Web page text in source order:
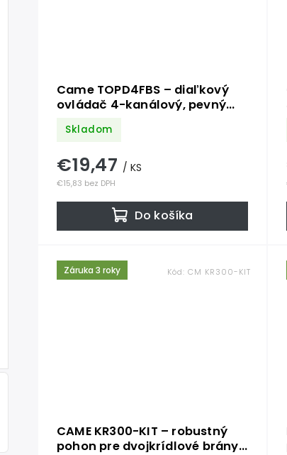
Came TOPD4FBS – diaľkový
ovládač 4-kanálový, pevný
Skladom
€15,83 bez DPH
€19,47 / KS
Do košíka
Záruka 3 roky
CAME KR300-KIT – robustný
pohon pre dvojkrídlové brány
Kód:CM KR300-KIT